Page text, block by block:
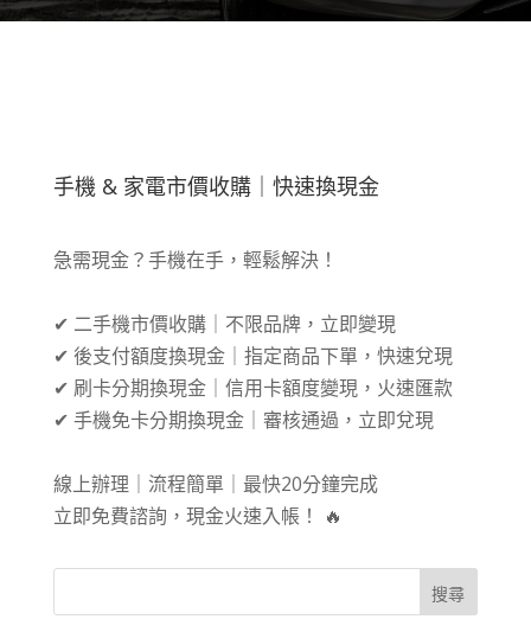
手機 & 家電市價收購｜快速換現金
急需現金？手機在手，輕鬆解決！
✔ 二手機市價收購｜不限品牌，立即變現
✔ 後支付額度換現金｜指定商品下單，快速兌現
✔ 刷卡分期換現金｜信用卡額度變現，火速匯款
✔ 手機免卡分期換現金｜審核通過，立即兌現
線上辦理｜流程簡單｜最快20分鐘完成
立即免費諮詢，現金火速入帳！ 🔥